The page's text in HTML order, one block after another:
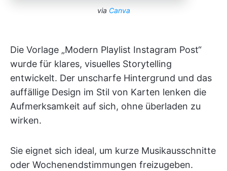
via Canva
Die Vorlage „Modern Playlist Instagram Post“
wurde für klares, visuelles Storytelling
entwickelt. Der unscharfe Hintergrund und das
auffällige Design im Stil von Karten lenken die
Aufmerksamkeit auf sich, ohne überladen zu
wirken.
Sie eignet sich ideal, um kurze Musikausschnitte
oder Wochenendstimmungen freizugeben.